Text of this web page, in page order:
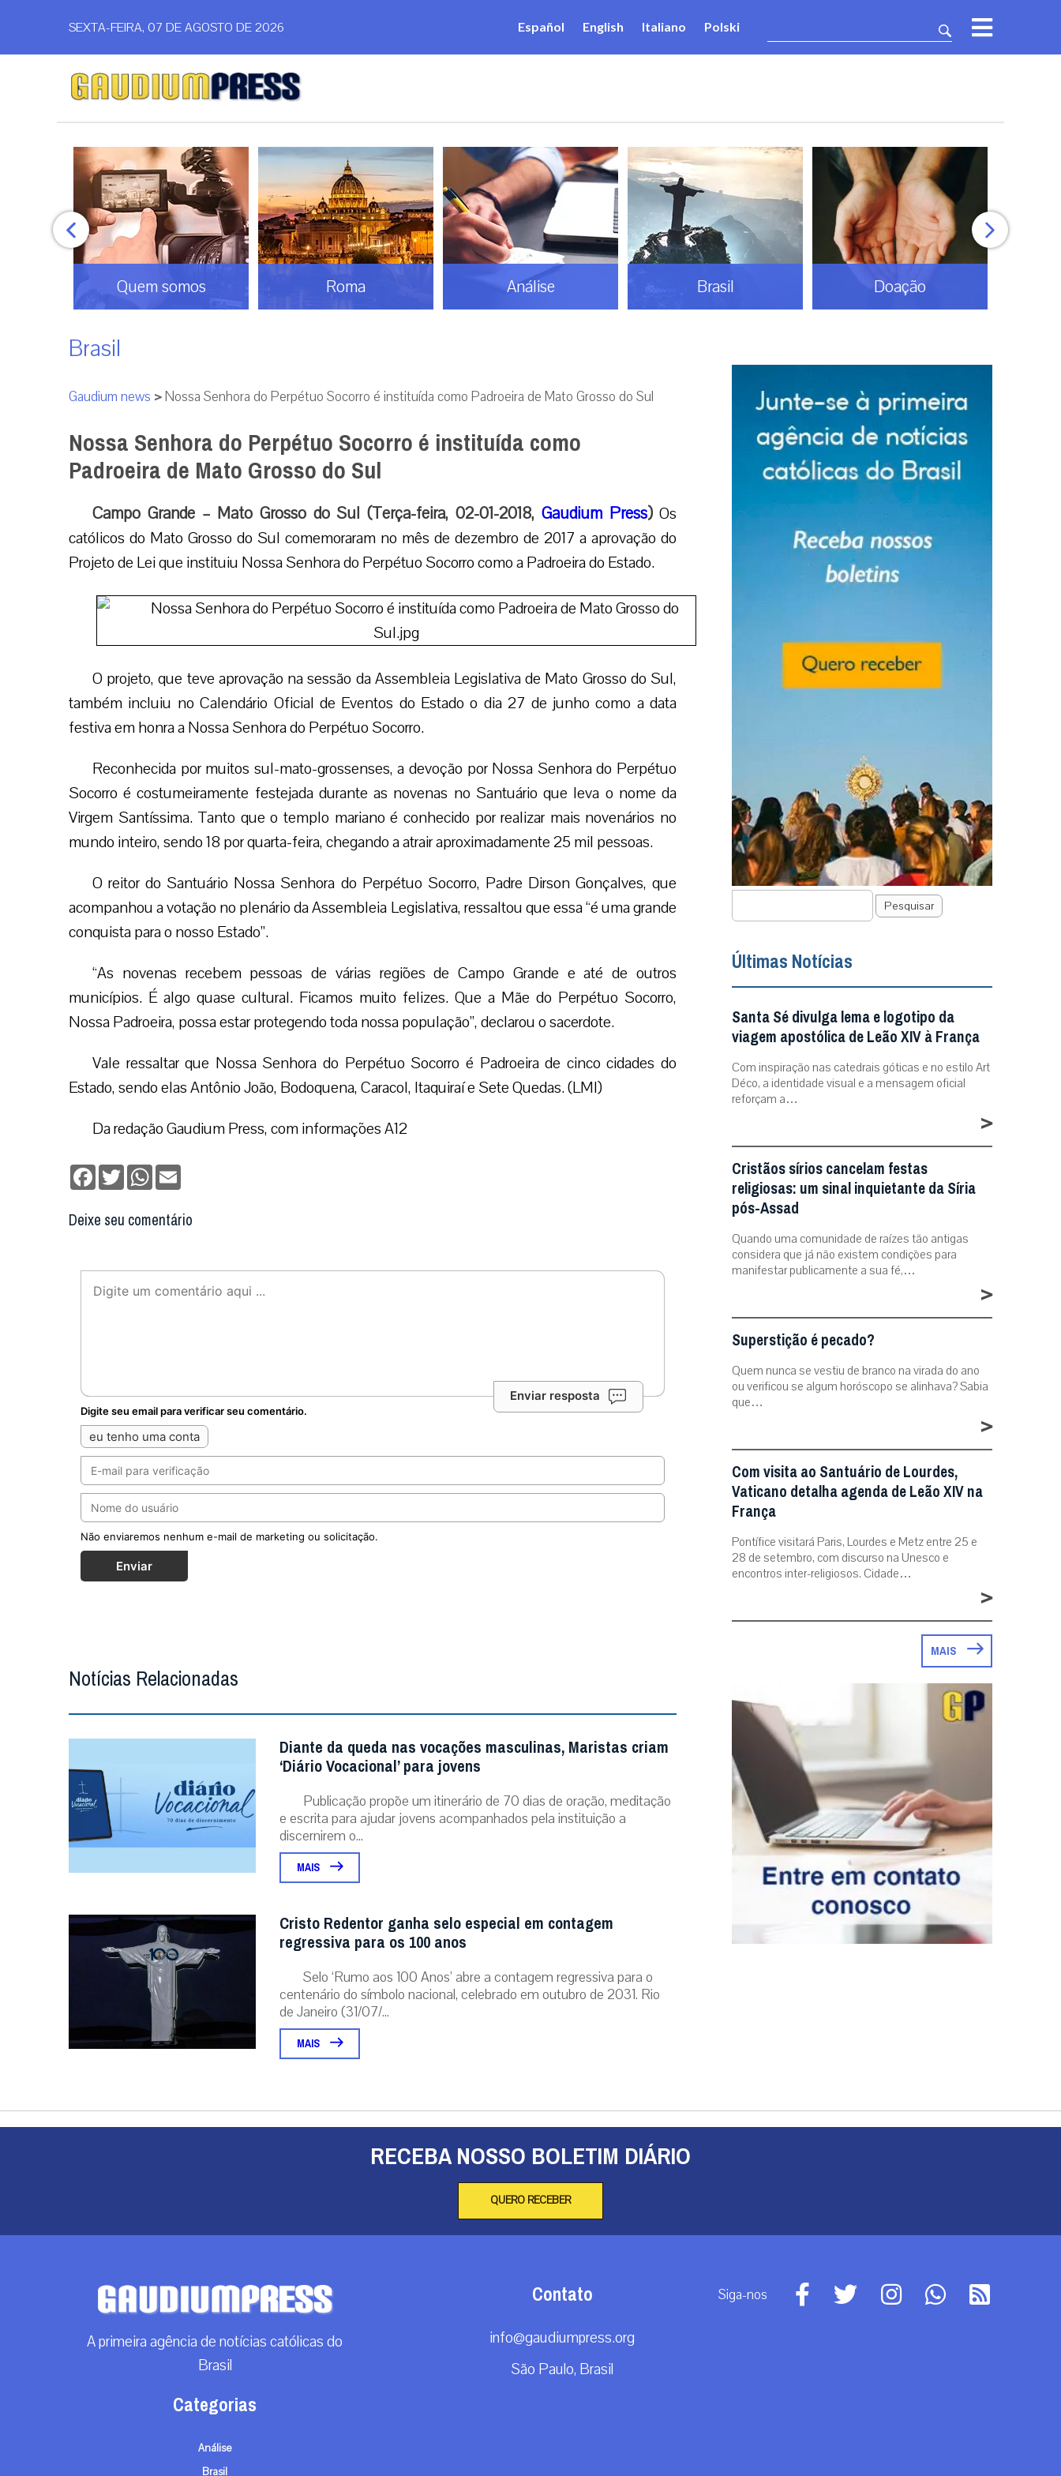
SEXTA-FEIRA, 07 DE AGOSTO DE 2026 Español English Italiano Polski
Quem somos
Brasil
Gaudium news >Nossa Senhora do Perpétuo Socorro é instituída como Padroeira de Mato Grosso do Sul
Nossa Senhora do Perpétuo Socorro é instituída como
Padroeira de Mato Grosso do Sul
Campo Grande – Mato Grosso do Sul (Terça-feira, 02-01-2018,Gaudium Press) Os
católicos do Mato Grosso do Sul comemoraram no mês de dezembro de 2017 a aprovação do
Projeto de Lei que instituiu Nossa Senhora do Perpétuo Socorro como a Padroeira do Estado.
O projeto, que teve aprovação na sessão da Assembleia Legislativa de Mato Grosso do Sul,
também incluiu no Calendário Oficial de Eventos do Estado o dia 27 de junho como a data
festiva em honra a Nossa Senhora do Perpétuo Socorro.
Reconhecida por muitos sul-mato-grossenses, a devoção por Nossa Senhora do Perpétuo
Socorro é costumeiramente festejada durante as novenas no Santuário que leva o nome da
Virgem Santíssima. Tanto que o templo mariano é conhecido por realizar mais novenários no
mundo inteiro, sendo 18 por quarta-feira, chegando a atrair aproximadamente 25 mil pessoas.
O reitor do Santuário Nossa Senhora do Perpétuo Socorro, Padre Dirson Gonçalves, que
acompanhou a votação no plenário da Assembleia Legislativa, ressaltou que essa “é uma grande
conquista para o nosso Estado”.
“As novenas recebem pessoas de várias regiões de Campo Grande e até de outros
municípios. É algo quase cultural. Ficamos muito felizes. Que a Mãe do Perpétuo Socorro,
Nossa Padroeira, possa estar protegendo toda nossa população”, declarou o sacerdote.
Vale ressaltar que Nossa Senhora do Perpétuo Socorro é Padroeira de cinco cidades do
Estado, sendo elas Antônio João, Bodoquena, Caracol, Itaquiraí e Sete Quedas. (LMI)
Da redação Gaudium Press, com informações A12
Facebook
TwitterWhatsApp
Deixe seu comentário
Enviar resposta
Digite seu email para verificar seu comentário.
eu tenho uma conta
Não enviaremos nenhum e-mail de marketing ou solicitação.
Enviar
Notícias Relacionadas
Diante da queda nas vocações masculinas, Maristas criam
‘Diário Vocacional’ para jovens
Publicação propõe um itinerário de 70 dias de oração, meditação
e escrita para ajudar jovens acompanhados pela instituição a
discernirem o...
MAIS
Cristo Redentor ganha selo especial em contagem
regressiva para os 100 anos
Selo ‘Rumo aos 100 Anos’ abre a contagem regressiva para o
centenário do símbolo nacional, celebrado em outubro de 2031. Rio
de Janeiro (31/07/...
MAIS
Pesquisar
Últimas Notícias
Santa Sé divulga lema e logotipo da
viagem apostólica de Leão XIV à França
Com inspiração nas catedrais góticas e no estilo Art
Déco, a identidade visual e a mensagem oficial
reforçam a…
>
Cristãos sírios cancelam festas
religiosas: um sinal inquietante da Síria
pós-Assad
Quando uma comunidade de raízes tão antigas
considera que já não existem condições para
manifestar publicamente a sua fé,…
>
Superstição é pecado?
Quem nunca se vestiu de branco na virada do ano
ou verificou se algum horóscopo se alinhava? Sabia
que…
>
Com visita ao Santuário de Lourdes,
Vaticano detalha agenda de Leão XIV na
França
Pontífice visitará Paris, Lourdes e Metz entre 25 e
28 de setembro, com discurso na Unesco e
encontros inter-religiosos. Cidade…
>
MAIS
RECEBA NOSSO BOLETIM DIÁRIO
QUERO RECEBER
A primeira agência de notícias católicas do
Brasil
Categorias
Análise
Brasil
Contato
info@gaudiumpress.org
São Paulo, Brasil
Siga-nos